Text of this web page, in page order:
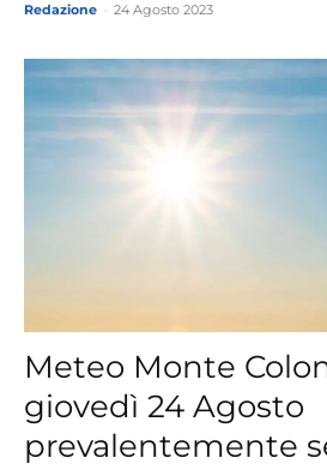
Redazione 24 Agosto 2023
Meteo Monte
giovedì 24 Agosto
prevalentemente